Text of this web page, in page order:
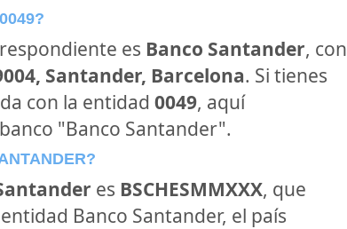
es Banco Santander, con
Santander, Barcelona. Si tienes
con la entidad 0049, aquí
"Banco Santander".
es BSCHESMMXXX, que
Banco Santander, el país